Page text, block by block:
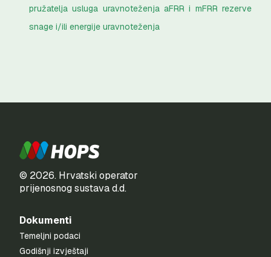
pružatelja usluga uravnoteženja aFRR i mFRR rezerve
snage i/ili energije uravnoteženja
© 2026. Hrvatski operator
prijenosnog sustava d.d.
Dokumenti
Temeljni podaci
Godišnji izvještaji